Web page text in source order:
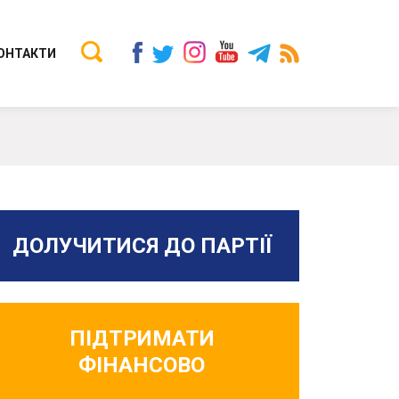
ДОЛУЧИТИСЯ ДО ПАРТІЇ
ПІДТРИМАТИ
ФІНАНСОВО